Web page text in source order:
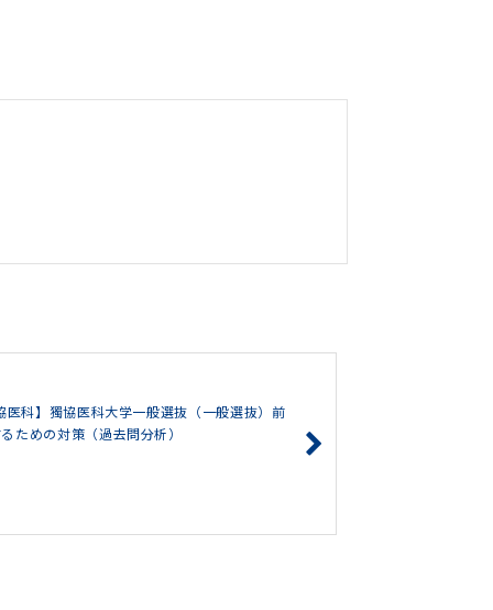
医科】獨協医科大学一般選抜（一般選抜）前
ための対策（過去問分析）